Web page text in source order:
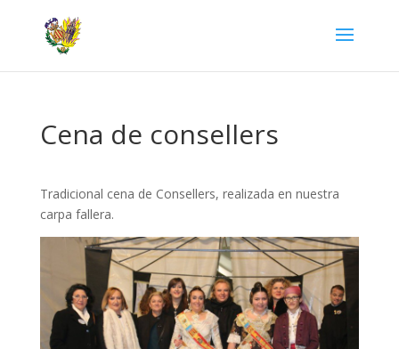
Cena de consellers
Tradicional cena de Consellers, realizada en nuestra
carpa fallera.